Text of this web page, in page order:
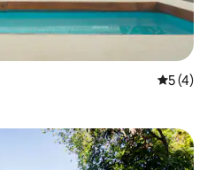
5 ud af 5
5 (4)